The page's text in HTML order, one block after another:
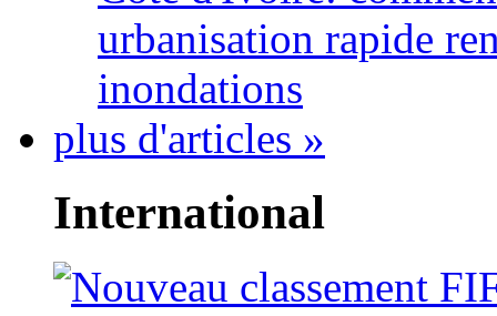
urbanisation rapide
inondations
plus d'articles »
International